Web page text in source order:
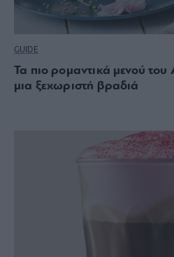
GUIDE
Τα πιο ρομαντικά μενού του
μια ξεχωριστή βραδιά